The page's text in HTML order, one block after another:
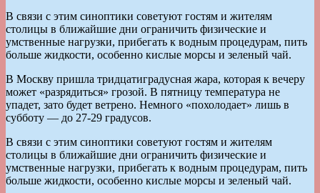
В связи с этим синоптики советуют гостям и жителям
столицы в ближайшие дни ограничить физические и
умственные нагрузки, прибегать к водным процедурам, пить
больше жидкости, особенно кислые морсы и зеленый чай.
В Москву пришла тридцатиградусная жара, которая к вечеру
может «разрядиться» грозой. В пятницу температура не
упадет, зато будет ветрено. Немного «похолодает» лишь в
субботу — до 27-29 градусов.
В связи с этим синоптики советуют гостям и жителям
столицы в ближайшие дни ограничить физические и
умственные нагрузки, прибегать к водным процедурам, пить
больше жидкости, особенно кислые морсы и зеленый чай.